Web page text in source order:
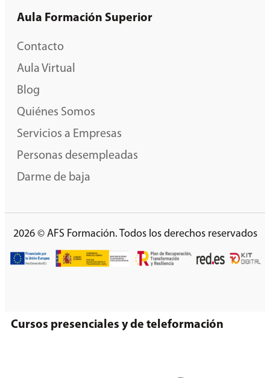
Aula Formación Superior
Contacto
Aula Virtual
Blog
Quiénes Somos
Servicios a Empresas
Personas desempleadas
Darme de baja
2026 © AFS Formación. Todos los derechos reservados
Cursos presenciales y de teleformación